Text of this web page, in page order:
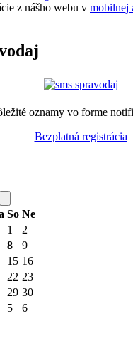
z nášho webu v mobilnej
oznamy vo forme
Bezplatná registrácia
So Ne
1
2
8
9
15 16
22 23
29 30
5 6